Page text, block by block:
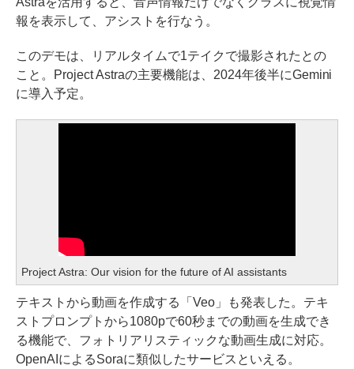
報を表示して、アシストを行なう。
このデモは、リアルタイムで1テイクで撮影されたとの
こと。Project Astraの主要機能は、2024年後半にGemini
に導入予定。
Project Astra: Our vision for the future of AI assistants
テキストから動画を作成する「Veo」も発表した。テキ
ストプロンプトから1080pで60秒までの動画を生成でき
る機能で、フォトリアリスティックな動画生成に対応。
OpenAIによるSoraに類似したサービスといえる。